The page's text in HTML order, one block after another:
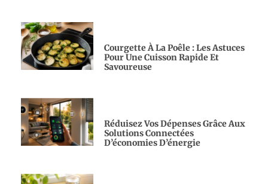
Courgette À La Poêle : Les Astuces
Pour Une Cuisson Rapide Et
Savoureuse
Réduisez Vos Dépenses Grâce Aux
Solutions Connectées
D’économies D’énergie